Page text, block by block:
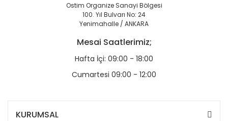
Ostim Organize Sanayi Bölgesi
100. Yıl Bulvarı No: 24
Yenimahalle / ANKARA
Mesai Saatlerimiz;
Hafta İçi: 09:00 - 18:00
Cumartesi 09:00 - 12:00
KURUMSAL